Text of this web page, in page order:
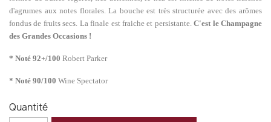
d'agrumes aux notes florales. La bouche est très structurée avec des arômes
fondus de fruits secs. La finale est fraiche et persistante.C'est le Champagne
des Grandes Occasions !
* Noté 92+/100 Robert Parker
* Noté 90/100 Wine Spectator
Quantité